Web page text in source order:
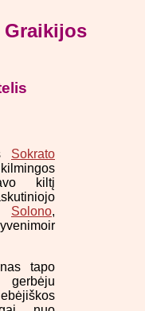
Sokrato
kiltį
Solono,
tapo